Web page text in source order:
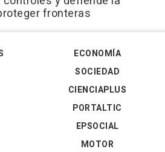
fronteras
ECONOMÍA
SOCIEDAD
CIENCIAPLUS
PORTALTIC
EPSOCIAL
MOTOR